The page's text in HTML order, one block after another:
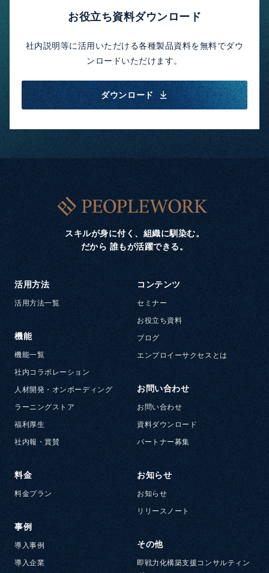
お役立ち資料ダウンロード
社内説明等に活用いただける各種製品資料を無料でダウ
ンロードいただけます。
ダウンロード
スキルが身に付く、組織に馴染む。
だから 誰もが活躍できる。
活用方法
活用方法一覧
機能
機能一覧
社内コラボレーション
人材開発・オンボーディング
ラーニングストア
福利厚生
社内報・賞賛
料金
料金プラン
事例
導入事例
導入企業
コンテンツ
セミナー
お役立ち資料
ブログ
エンプロイーサクセスとは
お問い合わせ
お問い合わせ
資料ダウンロード
パートナー募集
お知らせ
お知らせ
リリースノート
その他
即戦力化構築支援コンサルティン